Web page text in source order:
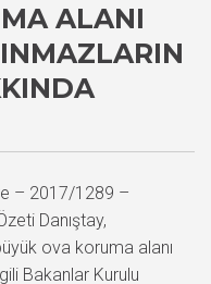
ALANI
– 2017/1289 –
Danıştay,
ova koruma alanı
Bakanlar Kurulu